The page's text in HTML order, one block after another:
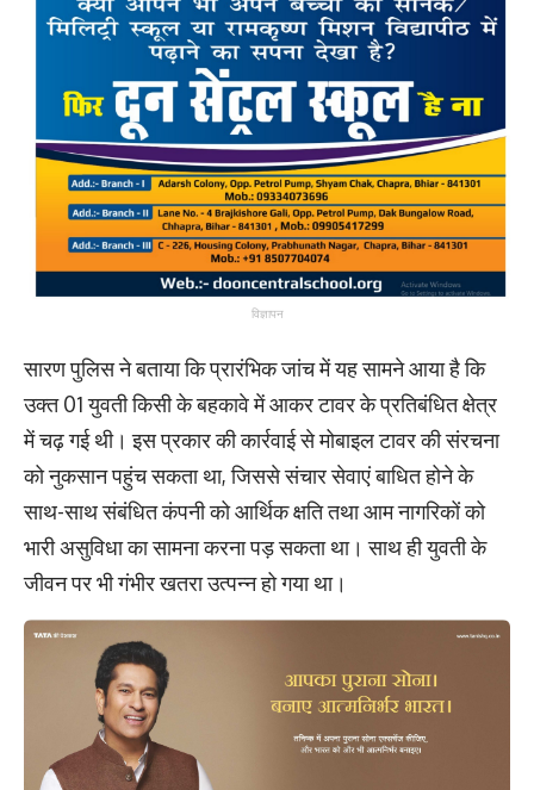
विज्ञापन
सारण पुलिस ने बताया कि प्रारंभिक जांच में यह सामने आया है कि
उक्त 01 युवती किसी के बहकावे में आकर टावर के प्रतिबंधित क्षेत्र
में चढ़ गई थी। इस प्रकार की कार्रवाई से मोबाइल टावर की संरचना
को नुकसान पहुंच सकता था, जिससे संचार सेवाएं बाधित होने के
साथ-साथ संबंधित कंपनी को आर्थिक क्षति तथा आम नागरिकों को
भारी असुविधा का सामना करना पड़ सकता था। साथ ही युवती के
जीवन पर भी गंभीर खतरा उत्पन्न हो गया था।